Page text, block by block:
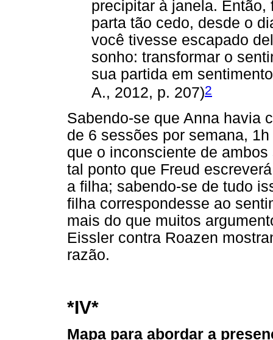
precipitar à janela.
parta tão cedo, desde o
você tivesse escapado
sonho: transformar o
sua partida em
A., 2012, p. 207)2
Sabendo-se que Anna havia
de 6 sessões por semana,
que o inconsciente de
tal ponto que Freud
a filha; sabendo-se de tudo
filha correspondesse ao
mais do que muitos
Eissler contra Roazen
razão.
*IV*
Mapa para abordar a